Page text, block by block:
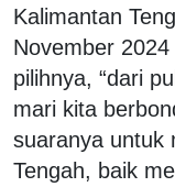
Kalimantan
November
pilihnya, “dari
mari kita
suaranya untuk
Tengah, baik